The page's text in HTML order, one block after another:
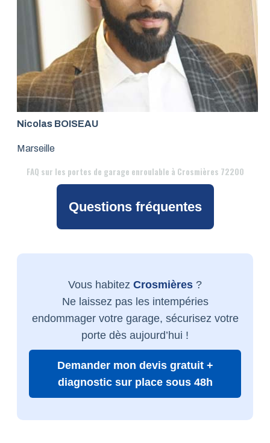
Nicolas BOISEAU
Marseille
FAQ sur les portes de garage enroulable à Crosmières 72200
Questions fréquentes
Vous habitez Crosmières ?
Ne laissez pas les intempéries
endommager votre garage, sécurisez votre
porte dès aujourd’hui !
Demander mon devis gratuit +
diagnostic sur place sous 48h